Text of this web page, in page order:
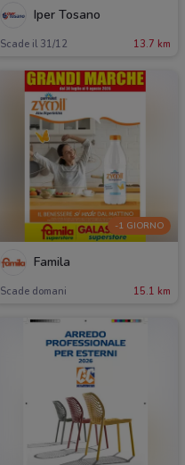
Iper Tosano
Scade il 31/12 13.7 km
-1 GIORNO
Famila
Scade domani 15.1 km